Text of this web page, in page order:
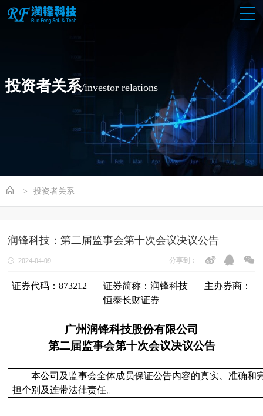
投资者关系/investor relations
投资者关系
润锋科技：第二届监事会第十次会议决议公告
2024-04-09 分享到：
证券代码： 873212 证券简称： 润锋科技
主办券商：
恒泰长财证券
广州润锋科技股份有限公司
第二届监事会第十次会议决议公告
本公司及监事会全体成员保证公告内容的真实、准确
担个别及连带法律责任。